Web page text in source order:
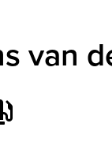
van